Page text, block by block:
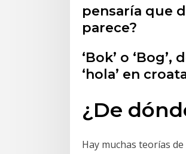
pensaría que
parece?
‘Bok’ o
‘hola’ en
¿De
Hay muchas teorías de